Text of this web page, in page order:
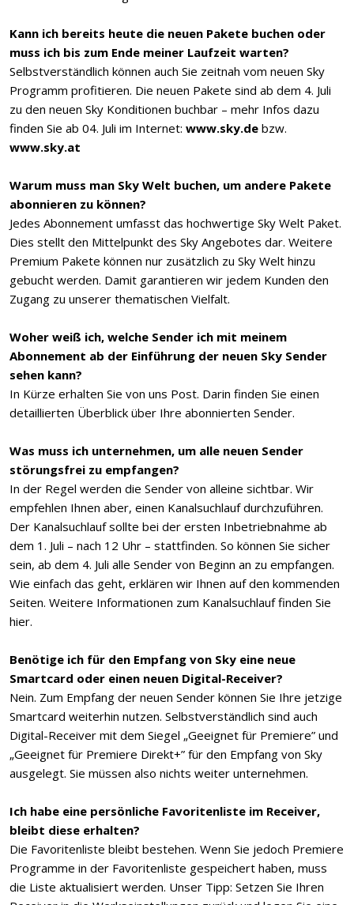
Kann ich bereits heute die neuen Pakete buchen oder
muss ich bis zum Ende meiner Laufzeit warten?
Selbstverständlich können auch Sie zeitnah vom neuen Sky
Programm profitieren. Die neuen Pakete sind ab dem 4. Juli
zu den neuen Sky Konditionen buchbar – mehr Infos dazu
finden Sie ab 04. Juli im Internet: www.sky.de bzw.
www.sky.at
Warum muss man Sky Welt buchen, um andere Pakete
abonnieren zu können?
Jedes Abonnement umfasst das hochwertige Sky Welt Paket.
Dies stellt den Mittelpunkt des Sky Angebotes dar. Weitere
Premium Pakete können nur zusätzlich zu Sky Welt hinzu
gebucht werden. Damit garantieren wir jedem Kunden den
Zugang zu unserer thematischen Vielfalt.
Woher weiß ich, welche Sender ich mit meinem
Abonnement ab der Einführung der neuen Sky Sender
sehen kann?
In Kürze erhalten Sie von uns Post. Darin finden Sie einen
detaillierten Überblick über Ihre abonnierten Sender.
Was muss ich unternehmen, um alle neuen Sender
störungsfrei zu empfangen?
In der Regel werden die Sender von alleine sichtbar. Wir
empfehlen Ihnen aber, einen Kanalsuchlauf durchzuführen.
Der Kanalsuchlauf sollte bei der ersten Inbetriebnahme ab
dem 1. Juli – nach 12 Uhr – stattfinden. So können Sie sicher
sein, ab dem 4. Juli alle Sender von Beginn an zu empfangen.
Wie einfach das geht, erklären wir Ihnen auf den kommenden
Seiten. Weitere Informationen zum Kanalsuchlauf finden Sie
hier.
Benötige ich für den Empfang von Sky eine neue
Smartcard oder einen neuen Digital-Receiver?
Nein. Zum Empfang der neuen Sender können Sie Ihre jetzige
Smartcard weiterhin nutzen. Selbstverständlich sind auch
Digital-Receiver mit dem Siegel „Geeignet für Premiere” und
„Geeignet für Premiere Direkt+” für den Empfang von Sky
ausgelegt. Sie müssen also nichts weiter unternehmen.
Ich habe eine persönliche Favoritenliste im Receiver,
bleibt diese erhalten?
Die Favoritenliste bleibt bestehen. Wenn Sie jedoch Premiere
Programme in der Favoritenliste gespeichert haben, muss
die Liste aktualisiert werden. Unser Tipp: Setzen Sie Ihren